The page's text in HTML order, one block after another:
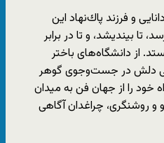
و فرزند پاك‌نهاد اين
تا بينديشد، و تا در برابر
از دانشگاه‌های باختر
دلش در جست‌وجوی گوهر
خود را از جهان فن به ميدان
روشنگری، چراغدان آگاهی